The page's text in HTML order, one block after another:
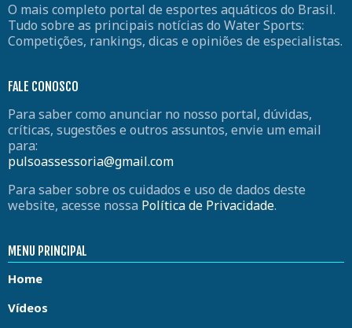
O mais completo portal de esportes aquáticos do Brasil.
Tudo sobre as principais notícias do Water Sports:
Competições, rankings, dicas e opiniões de especialistas.
FALE CONOSCO
Para saber como anunciar no nosso portal, dúvidas,
críticas, sugestões e outros assuntos, envie um email
para:
pulsoassessoria@gmail.com
Para saber sobre os cuidados e uso de dados deste
website, acesse nossa Política de Privacidade.
MENU PRINCIPAL
Home
Vídeos